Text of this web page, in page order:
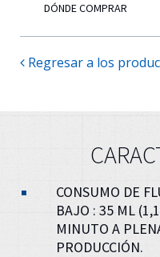
DÓNDE COMPRAR
Regresar a los
CONSUMO DE
BAJO : 35 ML
MINUTO A
PRODUCCIÓN.